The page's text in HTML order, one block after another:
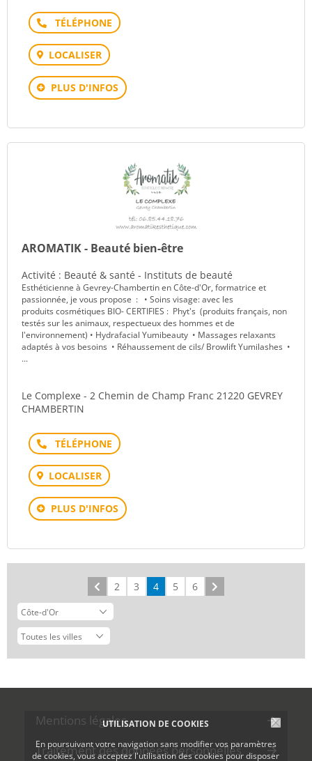
UTILISATION DE COOKIES
En poursuivant votre navigation sans modifier vos paramètres
de cookies, vous acceptez l'utilisation des cookies pour disposer
Téléphone
LOCALISER
PLUS D'INFOS
AROMATIK - Beauté bien-être
Activité : Beauté & santé - Instituts de beauté
Esthéticienne à Gevrey-Chambertin en Côte-d'Or, formatrice et
passionnée, je vous propose : • Soins visage: avec les
produits cosmétiques BIO- CERTIFIES : Phyt's (produits français, non
testés sur les animaux, respectueux des hommes et de
l'environnement) • Hydrafacial Yumibeauty • Massages relaxants
adaptés à vos besoins • Réhaussement de cils/ Browlift Yumilashes •
...
Le Complexe - 2 Chemin de Champ Franc 21220 GEVREY
CHAMBERTIN
Téléphone
LOCALISER
PLUS D'INFOS
Précédent
2 3 4 5 6
Mentions légales
Traitement des données personnelles